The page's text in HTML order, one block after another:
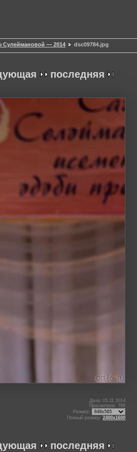
Сулеймановой — 2014 dsc09784.jpg
последняя
Дата: 05.11.2014
Просмотров: 766
Размер:
Полный размер: 2400x1600
последняя